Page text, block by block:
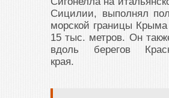
Сицилии, выполнял
морской границы
15 тыс. метров. Он
вдоль берегов
края.